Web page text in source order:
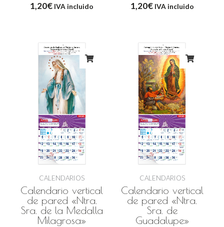
1,20€ IVA incluido 1,20€ IVA incluido
CALENDARIOS
Calendario vertical
de pared «Ntra.
Sra. de la Medalla
Milagrosa»
CALENDARIOS
Calendario vertical
de pared «Ntra.
Sra. de
Guadalupe»